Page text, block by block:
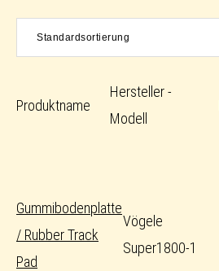
Produktname
Hersteller -
Modell
Gummibodenplatte
/ Rubber Track
Pad
Vögele
Super1800-1